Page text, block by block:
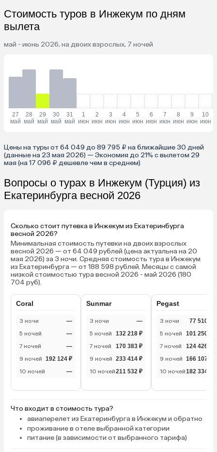
Стоимость туров в Инжекум по дням
вылета
май - июнь 2026, на двоих взрослых, 7 ночей
27
май
28
май
29
май
30
май
31
май
1
июн
2
июн
3
июн
4
июн
5
июн
6
июн
7
июн
8
июн
9
июн
10
июн
Цены на туры от 64 049 до 89 795 ₽ на ближайшие 30 дней
(данные на 23 мая 2026) — Экономия до 21% с вылетом 29
мая (на 17 096 ₽ дешевле чем в среднем)
Вопросы о турах в Инжекум (Турция) из
Екатеринбурга весной 2026
Сколько стоит путевка в Инжекум из Екатеринбурга
весной 2026?
Минимальная стоимость путевки на двоих взрослых
весной 2026 — от 64 049 рублей (цена актуальна на 20
мая 2026) за 3 ночи. Средняя стоимость тура в Инжекум
из Екатеринбурга — от 188 598 рублей. Месяцы с самой
низкой стоимостью тура весной 2026 - май 2026 (180
704 руб).
Coral
3 ночи
—
5 ночей
—
7 ночей
—
9 ночей 192 124 ₽
10 ночей
—
Sunmar
3 ночи
—
5 ночей
132 218 ₽
7 ночей
170 383 ₽
9 ночей 233 414 ₽
10 ночей211 532 ₽
Pegast
3 ночи
77 510 ₽
5 ночей
101 250 ₽
7 ночей
124 426 ₽
9 ночей 166 107 ₽
10 ночей182 334 ₽
Что входит в стоимость тура?
авиаперелет из Екатеринбурга в Инжекум и обратно
проживание в отеле выбранной категории
питание (в зависимости от выбранного тарифа)